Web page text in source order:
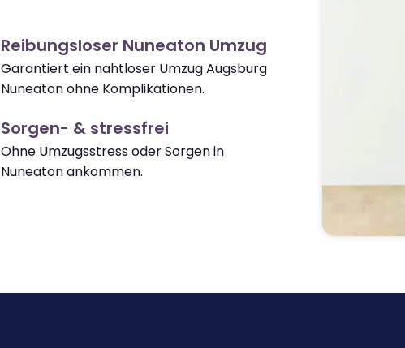
Reibungsloser Nuneaton Umzug
Garantiert ein nahtloser Umzug Augsburg
Nuneaton ohne Komplikationen.
Sorgen- & stressfrei
Ohne Umzugsstress oder Sorgen in
Nuneaton ankommen.